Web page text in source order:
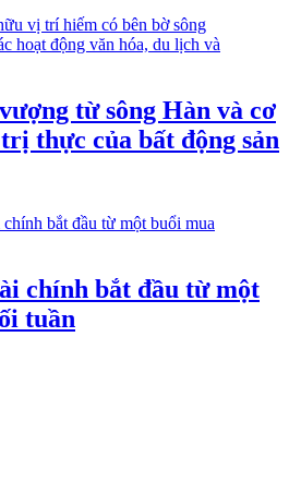
từ sông Hàn và cơ
thực của bất động sản
chính bắt đầu từ một
tuần